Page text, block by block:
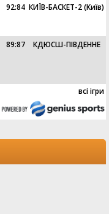
92:84 КИЇВ-БАСКЕТ-2 (Київ)
89:87 КДЮСШ-ПІВДЕННЕ
всі ігри